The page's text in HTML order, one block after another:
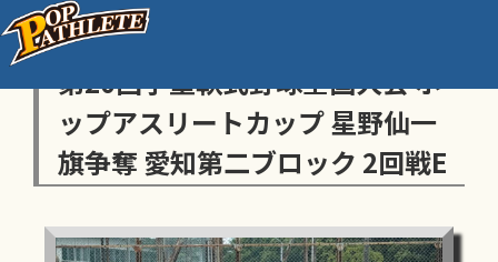
センス・トラストトーナメント
第20回学童軟式野球全国大会 ポ
ップアスリートカップ 星野仙一
旗争奪 愛知第二ブロック 2回戦E